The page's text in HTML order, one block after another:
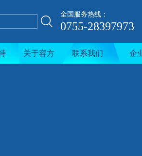
全国服务热线：
0755-28397973
关于容方 联系我们 企